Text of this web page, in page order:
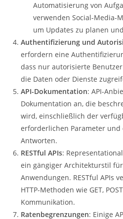
Automatisierung von
verwenden Social-Media-
um Updates zu planen
Authentifizierung und
erfordern eine
dass nur autorisierte
die Daten oder Dienste
API-Dokumentation: API-
Dokumentation an, die
wird, einschließlich der
erforderlichen Parameter
Antworten.
RESTful APIs:
ein gängiger Architekturstil
Anwendungen. RESTful APIs
HTTP-Methoden wie GET,
Kommunikation.
Ratenbegrenzungen: Einige